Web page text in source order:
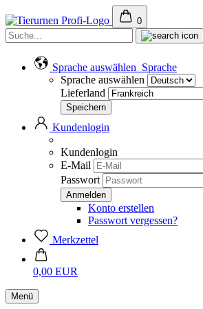
0
Sprache auswählen Sprache
Sprache auswählen
Lieferland
Kundenlogin
Kundenlogin
E-Mail
Passwort
Konto erstellen
Passwort vergessen?
Merkzettel
0,00 EUR
Menü